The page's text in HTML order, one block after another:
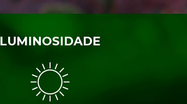
LUMINOSIDADE